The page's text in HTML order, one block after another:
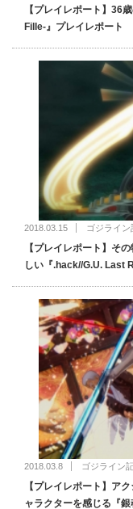
【プレイレポート】36
Fille-』プレイレポート
2018.03.15 ゴジライン
【プレイレポート】そ
しい『.hack//G.U. Last
2018.03.8 ゴジライン
【プレイレポート】ア
ャラクターを感じる『銀